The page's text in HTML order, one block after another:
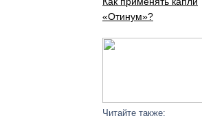
«Отинум»?
Читайте также: